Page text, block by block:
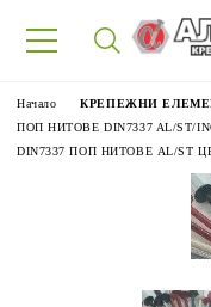
Начало
КРЕПЕЖНИ
ПОП НИТОВЕ DIN7337 AL/ST/
DIN7337 ПОП НИТОВЕ AL/ST